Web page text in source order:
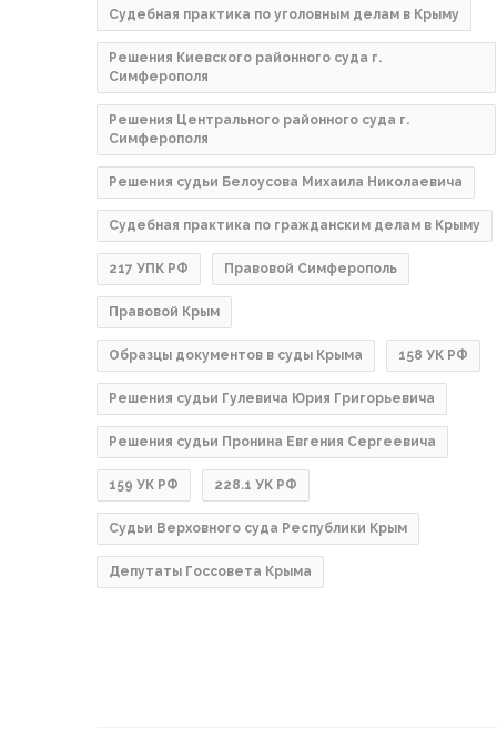
Судебная практика по уголовным делам в Крыму
Решения Киевского районного суда г.
Симферополя
Решения Центрального районного суда г.
Симферополя
Решения судьи Белоусова Михаила Николаевича
Судебная практика по гражданским делам в Крыму
217 УПК РФ Правовой Симферополь
Правовой Крым
Образцы документов в суды Крыма 158 УК РФ
Решения судьи Гулевича Юрия Григорьевича
Решения судьи Пронина Евгения Сергеевича
159 УК РФ 228.1 УК РФ
Судьи Верховного суда Республики Крым
Депутаты Госсовета Крыма